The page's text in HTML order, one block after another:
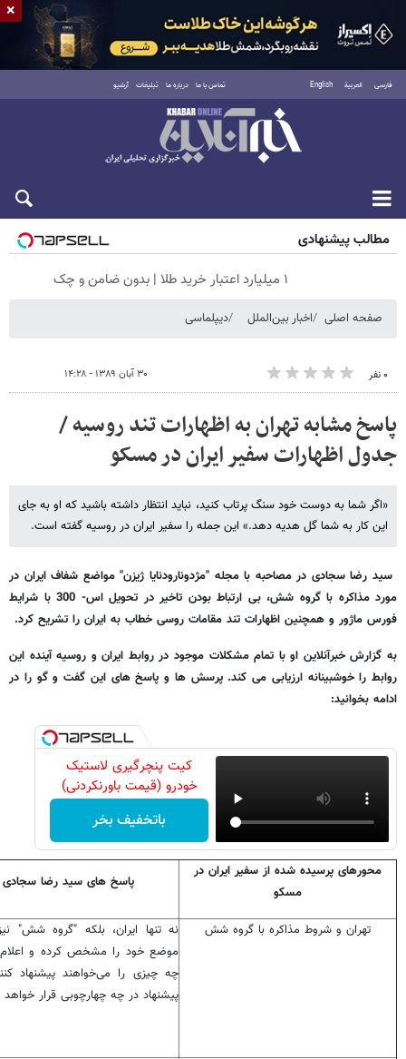
فارسی العربية English تماس با ما درباره ما تبلیغات آرشیو
جمعه ۱۶ مرداد ۱۴۰۵
مطالب پیشنهادی
۱ میلیارد اعتبار خرید طلا | بدون ضامن و چک
صفحه اصلی اخبار بین‌الملل دیپلماسی
۰ نفر ۳۰ آبان ۱۳۸۹ - ۱۴:۲۸
پاسخ مشابه تهران به اظهارات تند روسیه /
جدول اظهارات سفیر ایران در مسکو
«اگر شما به دوست خود سنگ پرتاب کنید، نباید انتظار داشته باشید که او به جای
این کار به شما گل هدیه دهد.» این جمله را سفیر ایران در روسیه گفته است.
سید رضا سجادی در مصاحبه با مجله "مژدونارودنایا ژیزن" مواضع شفاف ایران در
مورد مذاکره با گروه شش، بی ارتباط بودن تاخیر در تحویل اس- 300 با شرایط
فورس ماژور و همچنین اظهارات تند مقامات روسی خطاب به ایران را تشریح کرد.
به گزارش خبرآنلاین او با تمام مشکلات موجود در روابط ایران و روسیه آینده این
روابط را خوشبینانه ارزیابی می کند. پرسش ها و پاسخ های این گفت و گو را در
ادامه بخوانید:
کیت پنچرگیری لاستیک
خودرو (قیمت باورنکردنی)
باتخفیف بخر
محورهای پرسیده شده از سفیر ایران در
مسکو
پاسخ های سید رضا سجادی
تهران و شروط مذاکره با گروه شش
نه تنها ایران، بلکه "گروه شش"
موضع خود را مشخص کرده و اعلام
چه چیزی را می‌خواهند پیشنهاد
پیشنهاد در چه چهارچوبی قرار
×